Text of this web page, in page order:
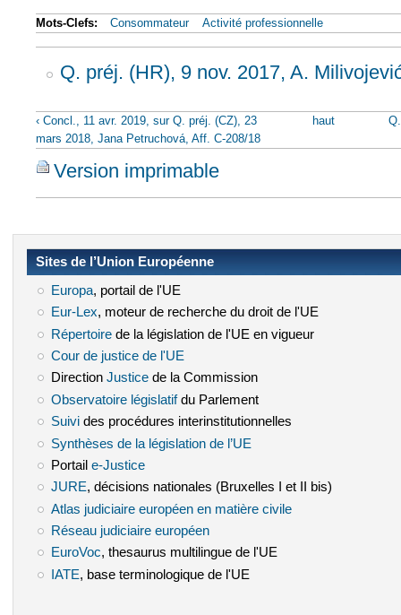
Mots-Clefs: Consommateur Activité professionnelle
Q. préj. (HR), 9 nov. 2017, A.
‹ Concl., 11 avr. 2019, sur Q. préj. (CZ), 23
mars 2018, Jana Petruchová, Aff. C-208/18
haut
Version imprimable
Sites de l’Union Européenne
Europa(le lien est externe)
, portail de l'UE
Eur-Lex(le lien est externe)
, moteur de recherche du droit de l'UE
Répertoire(le lien est externe)
de la législation de l'UE en vigueur
Cour de justice de l'UE
Direction Justice(le lien est externe)
de la Commission
Observatoire législatif(le lien est externe)
du Parlement
Suivi(le lien est externe)
des procédures interinstitutionnelles
Synthèses de la législation de l’UE
Portail e-Justice(le lien est externe)
JURE(le lien est externe)
, décisions nationales (Bruxelles I et II bis)
Atlas judiciaire européen en matière civile(le lien est externe)
Réseau judiciaire européen(le lien est externe)
EuroVoc(le lien est externe)
, thesaurus multilingue de l'UE
IATE (le lien est externe)
, base terminologique de l'UE